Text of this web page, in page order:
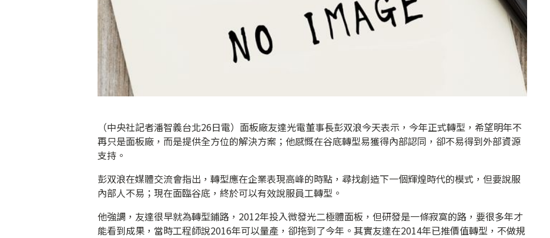
（中央社記者潘智義台北26日電）面板廠友達光電董事長彭双浪今天表示，今年正式轉型，希望明年不
再只是面板廠，而是提供全方位的解決方案；他感慨在谷底轉型易獲得內部認同，卻不易得到外部資源
支持。
彭双浪在媒體交流會指出，轉型應在企業表現高峰的時點，尋找創造下一個輝煌時代的模式，但要說服
內部人不易；現在面臨谷底，終於可以有效說服員工轉型。
他強調，友達很早就為轉型鋪路，2012年投入微發光二極體面板，但研發是一條寂寞的路，要很多年才
能看到成果，當時工程師說2016年可以量產，卻拖到了今年。其實友達在2014年已推價值轉型，不做規